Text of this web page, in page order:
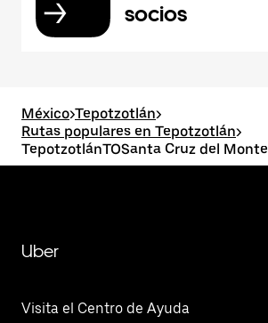
socios
México>Tepotzotlán>
Rutas populares en Tepotzotlán>
TepotzotlánTOSanta Cruz del Monte
Uber
Visita el Centro de Ayuda